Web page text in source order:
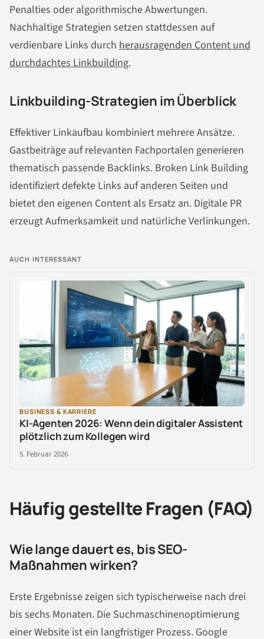
Penalties oder algorithmische Abwertungen.
Nachhaltige Strategien setzen stattdessen auf
verdienbare Links durch herausragenden Content und
durchdachtes Linkbuilding.
Linkbuilding-Strategien im Überblick
Effektiver Linkaufbau kombiniert mehrere Ansätze.
Gastbeiträge auf relevanten Fachportalen generieren
thematisch passende Backlinks. Broken Link Building
identifiziert defekte Links auf anderen Seiten und
bietet den eigenen Content als Ersatz an. Digitale PR
erzeugt Aufmerksamkeit und natürliche Verlinkungen.
AUCH INTERESSANT
BUSINESS & KARRIERE
KI-Agenten 2026: Wenn dein digitaler Assistent
plötzlich zum Kollegen wird
5. Februar 2026
Häufig gestellte Fragen (FAQ)
Wie lange dauert es, bis SEO-
Maßnahmen wirken?
Erste Ergebnisse zeigen sich typischerweise nach drei
bis sechs Monaten. Die Suchmaschinenoptimierung
einer Website ist ein langfristiger Prozess. Google